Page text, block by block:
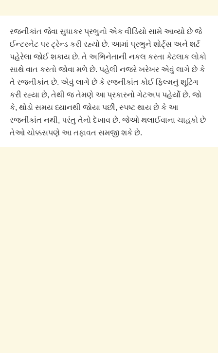
રજનીકાંત જેવા સુધાકર પ્રભુનો એક વીડિયો સામે આવ્યો છે જે
ઈન્ટરનેટ પર ટ્રેન્ડ કરી રહ્યો છે. આમાં પ્રભુને શોર્ટ્સ અને શર્ટ
પહેરેલા જોઈ શકાય છે. તે અભિનેતાની નકલ કરતા કેટલાક લોકો
સાથે વાત કરતો જોવા મળે છે. પહેલી નજરે ખરેખર એવું લાગે છે કે
તે રજનીકાંત છે. એવું લાગે છે કે રજનીકાંત કોઈ ફિલ્મનું શૂટિંગ
કરી રહ્યા છે, તેથી જ તેમણે આ પ્રકારનો ગેટઅપ પહેર્યો છે. જો
કે, થોડો સમય ધ્યાનથી જોયા પછી, સ્પષ્ટ થાય છે કે આ
રજનીકાંત નથી, પરંતુ તેનો દેખાવ છે. જેઓ થલાઈવાના ચાહકો છે
તેઓ ચોક્કસપણે આ તફાવત સમજી શકે છે.